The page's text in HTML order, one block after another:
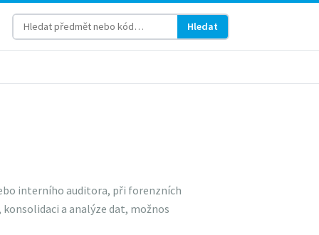
Hledat
interního auditora, při forenzních
a analýze dat, možnos